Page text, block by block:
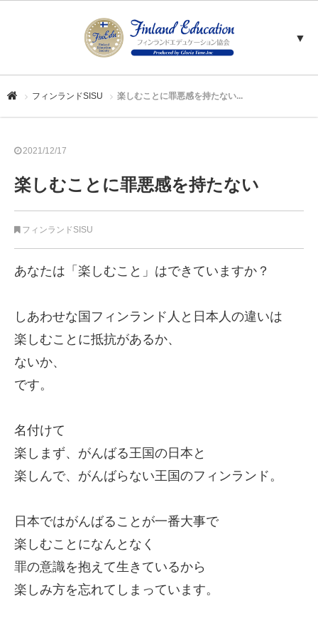
▼
フィンランドSISU 楽しむことに罪悪感を持たない...
2021/12/17
楽しむことに罪悪感を持たない
フィンランドSISU
あなたは「楽しむこと」はできていますか？
しあわせな国フィンランド人と日本人の違いは
楽しむことに抵抗があるか、
ないか、
です。
名付けて
楽しまず、がんばる王国の日本と
楽しんで、がんばらない王国のフィンランド。
日本ではがんばることが一番大事で
楽しむことになんとなく
罪の意識を抱えて生きているから
楽しみ方を忘れてしまっています。